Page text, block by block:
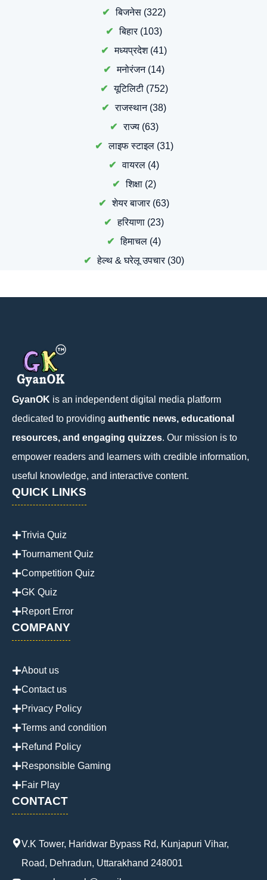
बिजनेस (322)
बिहार(103)
मध्यप्रदेश(41)
मनोरंजन(14)
यूटिलिटी(752)
राजस्थान(38)
राज्य(63)
लाइफ स्टाइल(31)
वायरल (4)
शिक्षा(2)
शेयर बाजार(63)
हरियाणा (23)
हिमाचल (4)
हेल्थ & घरेलू उपचार(30)
GyanOK is an independent digital media platform
dedicated to providing authentic news, educational
resources, and engaging quizzes. Our mission is to
empower readers and learners with credible information,
useful knowledge, and interactive content.
QUICK LINKS
Trivia Quiz
Tournament Quiz
Competition Quiz
GK Quiz
Report Error
COMPANY
About us
Contact us
Privacy Policy
Terms and condition
Refund Policy
Responsible Gaming
Fair Play
CONTACT
V.K Tower, Haridwar Bypass Rd, Kunjapuri Vihar,
Road, Dehradun, Uttarakhand 248001